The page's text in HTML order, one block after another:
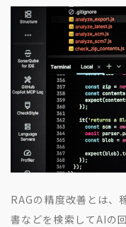
RAGの精度改善とは、
書などを検索してAIの